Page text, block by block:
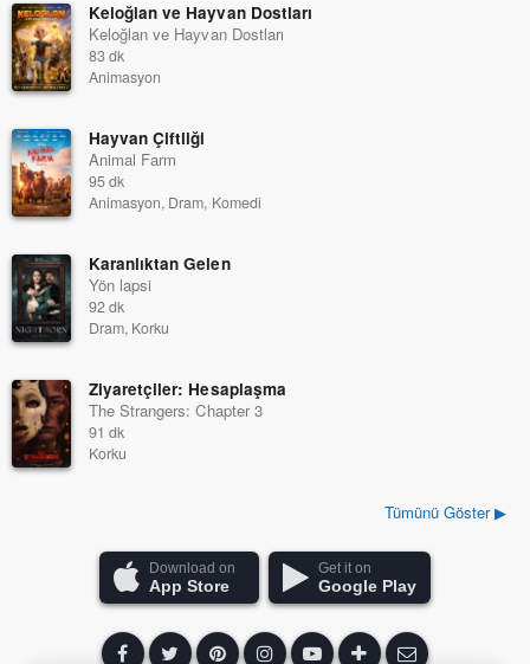
Keloğlan ve Hayvan Dostları
Keloğlan ve Hayvan Dostları
83 dk
Animasyon
Hayvan Çiftliği
Animal Farm
95 dk
Animasyon, Dram, Komedi
Karanlıktan Gelen
Yön lapsi
92 dk
Dram, Korku
Ziyaretçiler: Hesaplaşma
The Strangers: Chapter 3
91 dk
Korku
Tümünü Göster ▶
Download on
App Store
Get it on
Google Play